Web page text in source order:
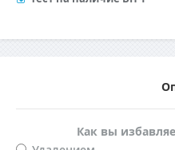
Как вы